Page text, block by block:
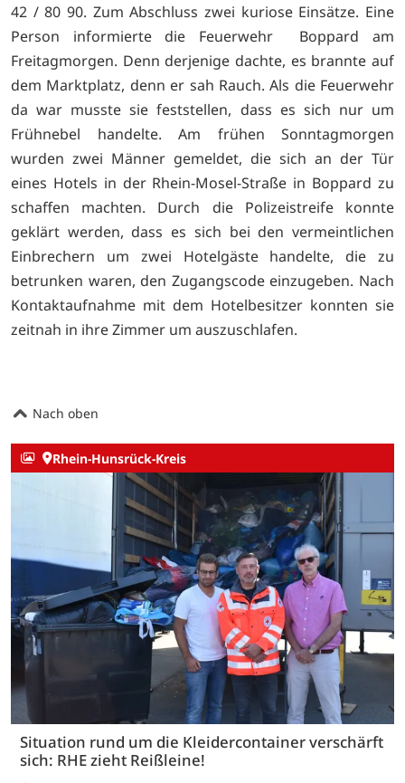
42 / 80 90. Zum Abschluss zwei kuriose Einsätze. Eine
Person informierte die Feuerwehr Boppard am
Freitagmorgen. Denn derjenige dachte, es brannte auf
dem Marktplatz, denn er sah Rauch. Als die Feuerwehr
da war musste sie feststellen, dass es sich nur um
Frühnebel handelte. Am frühen Sonntagmorgen
wurden zwei Männer gemeldet, die sich an der Tür
eines Hotels in der Rhein-Mosel-Straße in Boppard zu
schaffen machten. Durch die Polizeistreife konnte
geklärt werden, dass es sich bei den vermeintlichen
Einbrechern um zwei Hotelgäste handelte, die zu
betrunken waren, den Zugangscode einzugeben. Nach
Kontaktaufnahme mit dem Hotelbesitzer konnten sie
zeitnah in ihre Zimmer um auszuschlafen.
Nach oben
Rhein-Hunsrück-Kreis
Situation rund um die Kleidercontainer verschärft
sich: RHE zieht Reißleine!